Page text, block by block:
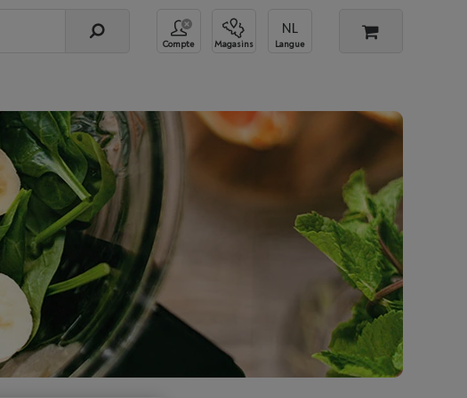
Compte Magasins Langue